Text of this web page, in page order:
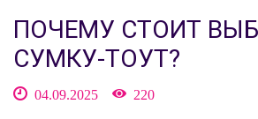
ПОЧЕМУ СТОИТ
СУМКУ-ТОУТ?
04.09.2025 220